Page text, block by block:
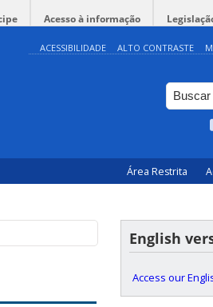
Acesso à informação
ACESSIBILIDADE ALTO CONTRASTE
Área Restrita
English
Access our